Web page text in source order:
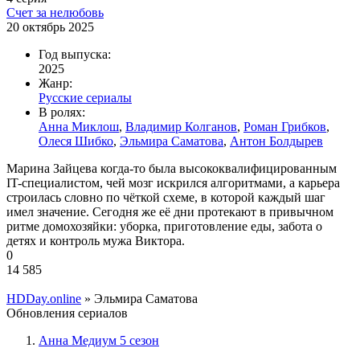
Счет за нелюбовь
20 октябрь 2025
Год выпуска:
2025
Жанр:
Русские сериалы
В ролях:
Анна Миклош, Владимир Колганов, Роман Грибков,
Олеся Шибко, Эльмира Саматова, Антон Болдырев
Марина Зайцева когда-то была высококвалифицированным
IT-специалистом, чей мозг искрился алгоритмами, а карьера
строилась словно по чёткой схеме, в которой каждый шаг
имел значение. Сегодня же её дни протекают в привычном
ритме домохозяйки: уборка, приготовление еды, забота о
детях и контроль мужа Виктора.
0
14 585
HDDay.online » Эльмира Саматова
Обновления сериалов
Анна Медиум 5 сезон